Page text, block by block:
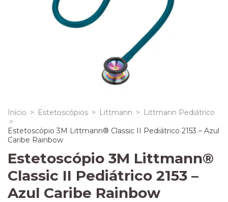
Início > Estetoscópios > Littmann > Littmann Pediátrico
>
Estetoscópio 3M Littmann® Classic II Pediátrico 2153 – Azul
Caribe Rainbow
Estetoscópio 3M Littmann®
Classic II Pediátrico 2153 –
Azul Caribe Rainbow